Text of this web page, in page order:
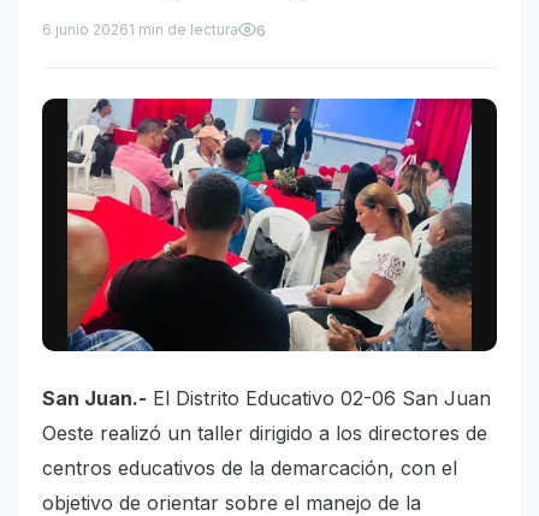
6 junio 20261 min de lectura 6
San Juan.- El Distrito Educativo 02-06 San Juan
Oeste realizó un taller dirigido a los directores de
centros educativos de la demarcación, con el
objetivo de orientar sobre el manejo de la